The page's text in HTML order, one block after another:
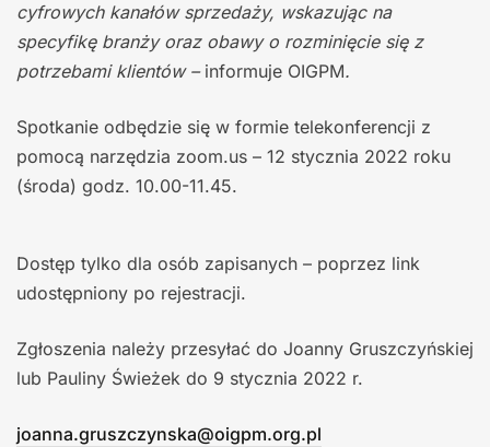
cyfrowych kanałów sprzedaży, wskazując na
specyfikę branży oraz obawy o rozminięcie się z
potrzebami klientów – informuje OIGPM.
Spotkanie odbędzie się w formie telekonferencji z
pomocą narzędzia zoom.us – 12 stycznia 2022 roku
(środa) godz. 10.00-11.45.
Dostęp tylko dla osób zapisanych – poprzez link
udostępniony po rejestracji.
Zgłoszenia należy przesyłać do Joanny Gruszczyńskiej
lub Pauliny Świeżek do 9 stycznia 2022 r.
joanna.gruszczynska@oigpm.org.pl